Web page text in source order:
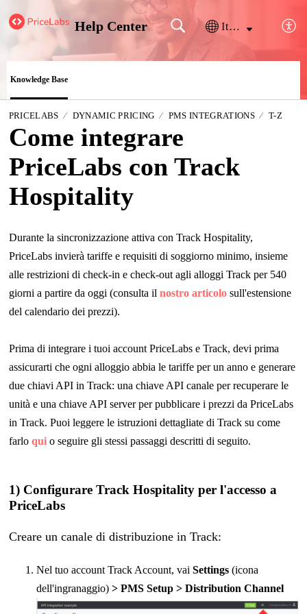
Help Center Italiano
Knowledge Base
PRICELABS DYNAMIC PRICING PMS INTEGRATIONS T-Z
Come integrare
PriceLabs con Track
Hospitality
Durante la sincronizzazione attiva con Track Hospitality,
PriceLabs invierà tariffe e requisiti di soggiorno minimo, insieme
alle restrizioni di check-in e check-out agli alloggi Track per 540
giorni a partire da oggi (consulta il nostro articolo sull'estensione
del calendario dei prezzi).
Prima di integrare i tuoi account PriceLabs e Track, devi prima
assicurarti che ogni alloggio abbia le tariffe per un anno e generare
due chiavi API in Track: una chiave API canale per recuperare le
unità e una chiave API server per pubblicare i prezzi da PriceLabs
in Track. Puoi leggere le istruzioni dettagliate di Track su come
farlo quio seguire gli stessi passaggi descritti di seguito.
1) Configurare Track Hospitality per l'accesso a
PriceLabs
Creare un canale di distribuzione in Track:
Nel tuo account Track Account, vai Settings (icona
dell'ingranaggio)> PMS Setup > Distribution Channel